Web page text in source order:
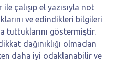
çalışıp el yazısıyla not
ve edindikleri bilgileri
tuttuklarını göstermiştir.
dağınıklığı olmadan
daha iyi odaklanabilir ve